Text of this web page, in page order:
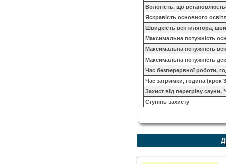
Вологість, що
Яскравість основного
Швидкість вентилятора,
Максимальна потужність
Максимальна потужність
Максимальна потужність
Час безперервної роботи,
Час затримки, година (крок
Захист від перегріву сауни,
Ступінь захисту